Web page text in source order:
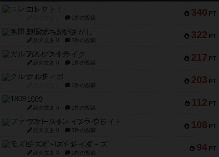
340 PT
コレクト！
1件の投稿
322 PT
無限まちがいさがし
紹介文あり 2件の投稿
217 PT
ガルフストライク
紹介文あり 1件の投稿
203 PT
クルティボ
1件の投稿
112 PT
1809
紹介文あり 1件の投稿
108 PT
ファースト・イン・フライト
紹介文あり 3件の投稿
94 PT
モズビ－ズ・レイダ－ズ
紹介文あり 1件の投稿